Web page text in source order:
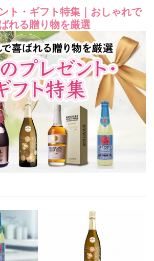
ト・ギフト特集｜おしゃれで
れる贈り物を厳選